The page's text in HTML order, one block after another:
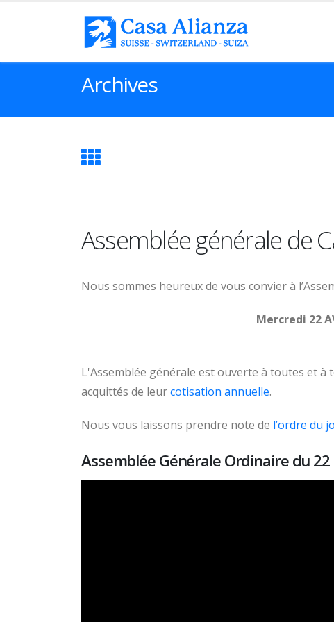
Archives
Assemblée générale de
Nous sommes heureux de vous convier à
Mercredi 22
L'Assemblée générale est ouverte à toutes et à
acquittés de leurcotisation annuelle.
Nous vous laissons prendre note de l’ordre du
Assemblée Générale Ordinaire du 22